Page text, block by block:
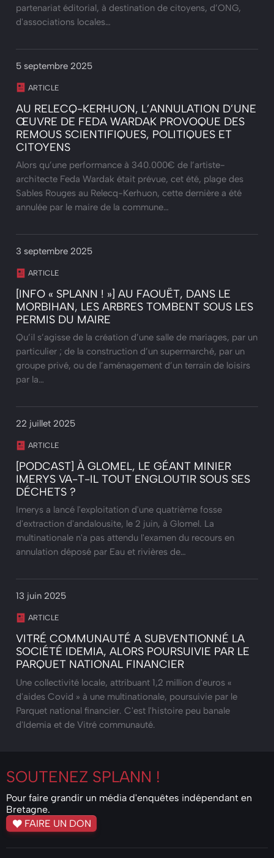
partenariat éditorial, à destination de citoyens, d’ONG,
d'associations locales…
5 septembre 2025
ARTICLE
AU RELECQ-KERHUON, L’ANNULATION D’UNE
ŒUVRE DE FEDA WARDAK PROVOQUE DES
REMOUS SCIENTIFIQUES, POLITIQUES ET
CITOYENS
Alors qu’une performance à 340.000€ de l’artiste-
architecte Feda Wardak était prévue, cet été, plage des
Sables Rouges au Relecq-Kerhuon, cette dernière a été
annulée par le maire de la commune…
3 septembre 2025
ARTICLE
[INFO « SPLANN ! »] AU FAOUËT, DANS LE
MORBIHAN, LES ARBRES TOMBENT SOUS LES
PERMIS DU MAIRE
Qu’il s’agisse de la création d’une salle de mariages, par un
particulier ; de la construction d’un supermarché, par un
groupe privé, ou de l’aménagement d’un terrain de loisirs
par la…
22 juillet 2025
ARTICLE
[PODCAST] À GLOMEL, LE GÉANT MINIER
IMERYS VA-T-IL TOUT ENGLOUTIR SOUS SES
DÉCHETS ?
Imerys a lancé l'exploitation d'une quatrième fosse
d'extraction d'andalousite, le 2 juin, à Glomel. La
multinationale n'a pas attendu l'examen du recours en
annulation déposé par Eau et rivières de…
13 juin 2025
ARTICLE
VITRÉ COMMUNAUTÉ A SUBVENTIONNÉ LA
SOCIÉTÉ IDEMIA, ALORS POURSUIVIE PAR LE
PARQUET NATIONAL FINANCIER
Une collectivité locale, attribuant 1,2 million d'euros «
d'aides Covid » à une multinationale, poursuivie par le
Parquet national financier. C'est l'histoire peu banale
d'Idemia et de Vitré communauté.
SOUTENEZ SPLANN !
Pour faire grandir un média d'enquêtes indépendant en
Bretagne.
FAIRE UN DON